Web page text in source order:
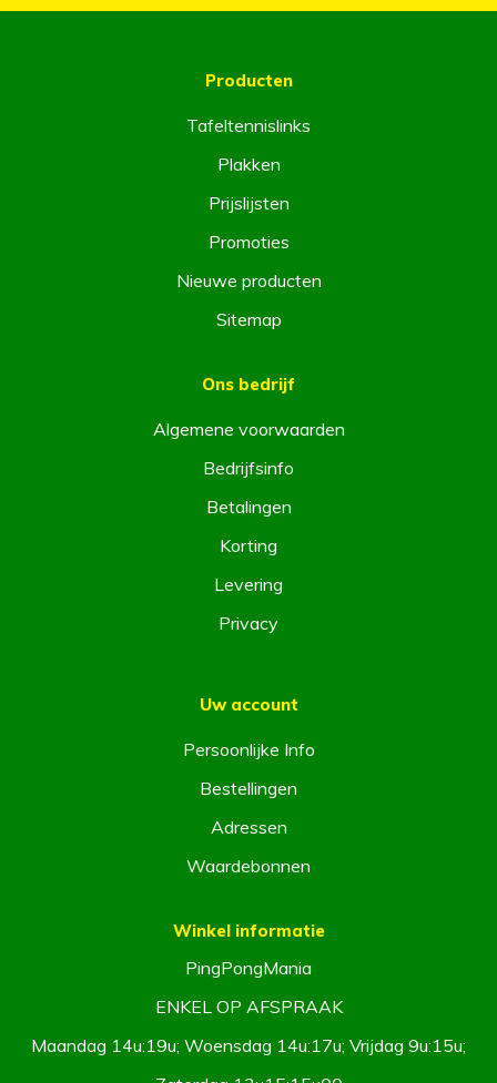
Producten
Tafeltennislinks
Plakken
Prijslijsten
Promoties
Nieuwe producten
Sitemap
Ons bedrijf
Algemene voorwaarden
Bedrijfsinfo
Betalingen
Korting
Levering
Privacy
Uw account
Persoonlijke Info
Bestellingen
Adressen
Waardebonnen
Winkel informatie
PingPongMania
ENKEL OP AFSPRAAK
Maandag 14u:19u; Woensdag 14u:17u; Vrijdag 9u:15u;